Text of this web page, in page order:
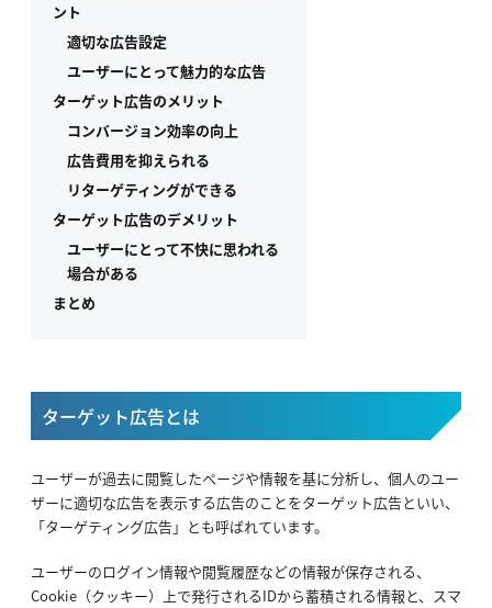
ント
適切な広告設定
ユーザーにとって魅力的な広告
ターゲット広告のメリット
コンバージョン効率の向上
広告費用を抑えられる
リターゲティングができる
ターゲット広告のデメリット
ユーザーにとって不快に思われる
場合がある
まとめ
ターゲット広告とは
ユーザーが過去に閲覧したページや情報を基に分析し、個人のユー
ザーに適切な広告を表示する広告のことをターゲット広告といい、
「ターゲティング広告」とも呼ばれています。
ユーザーのログイン情報や閲覧履歴などの情報が保存される、
Cookie（クッキー）上で発行されるIDから蓄積される情報と、スマ